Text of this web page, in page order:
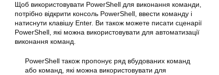
Щоб використовувати PowerShell для виконання команди,
потрібно відкрити консоль PowerShell, ввести команду і
натиснути клавішу Enter. Ви також можете писати сценарії
PowerShell, які можна використовувати для автоматизації
виконання команд.
PowerShell також пропонує ряд вбудованих команд
або команд, які можна використовувати для